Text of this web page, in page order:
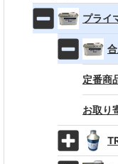
プライ
定番商
お取り